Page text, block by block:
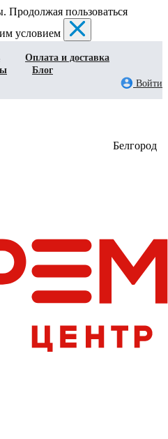
пользоваться
условием
Оплата и доставка
Блог
Войти
Белгород